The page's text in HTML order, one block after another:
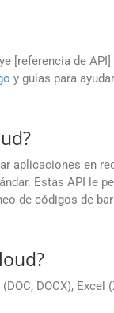
[referencia de API]
y guías para
aplicaciones en
Estas API le
de códigos de
DOCX), Excel